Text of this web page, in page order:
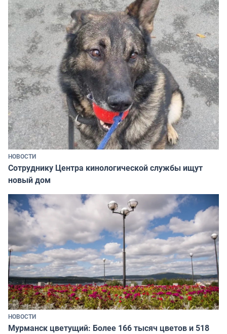
НОВОСТИ
Сотруднику Центра кинологической службы ищут
новый дом
НОВОСТИ
Мурманск цветущий: Более 166 тысяч цветов и 518